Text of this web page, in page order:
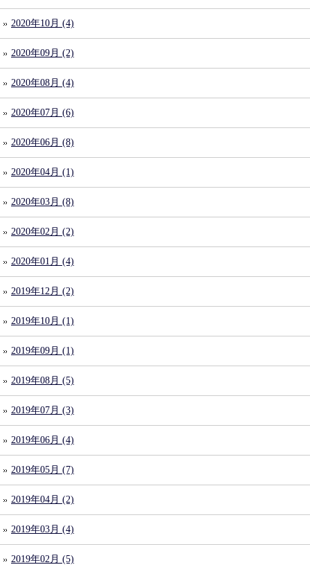
2020年10月 (4)
2020年09月 (2)
2020年08月 (4)
2020年07月 (6)
2020年06月 (8)
2020年04月 (1)
2020年03月 (8)
2020年02月 (2)
2020年01月 (4)
2019年12月 (2)
2019年10月 (1)
2019年09月 (1)
2019年08月 (5)
2019年07月 (3)
2019年06月 (4)
2019年05月 (7)
2019年04月 (2)
2019年03月 (4)
2019年02月 (5)